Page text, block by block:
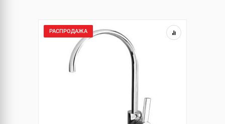
РАСПРОДАЖА